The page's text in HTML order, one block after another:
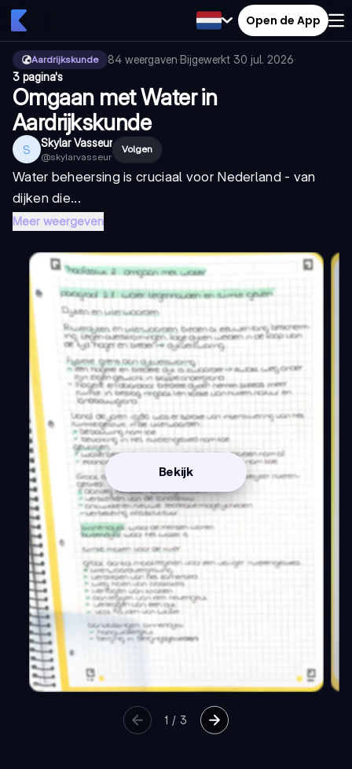
Open de App
Aardrijkskunde 84 weergaven·Bijgewerkt 30 jul. 2026·
3 pagina's
Omgaan met Water in
Aardrijkskunde
S Skylar Vasseur
@skylarvasseur
Volgen
Water beheersing is cruciaal voor Nederland - van
dijken die...
Meer weergeven
Bekijk
1 / 3